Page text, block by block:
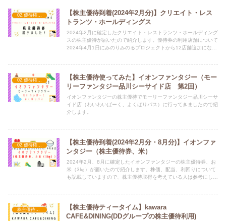
【株主優待到着(2024年2月分)】クリエイト・レス
トランツ・ホールディングス
2024年2月に確定したクリエイト・レストランツ・ホールディング
スの株主優待が届いたので紹介します。優待券の利用店舗について
2024年4月1日にみのりみのるプロジェクトから12店舗追加になっ
【株主優待使ってみた】イオンファンタジー（モー
リーファンタジー品川シーサイド店 第2回）
イオンファンタジーの株主優待でモーリーファンタジー品川シーサ
イド店（わいわいぱーく、よくばりパス）に行ってきましたので紹
介します。
【株主優待到着(2024年2月分・8月分)】イオンファ
ンタジー（株主優待券、米）
2024年2月、8月に確定したイオンファンタジーの株主優待券、お
米（3㎏）が届いたので紹介します。株価、配当、利回りについて
も記載していますので、株主優待取得を考えている人は参考にして
株主優待食事
【株主優待ティータイム】kawara
CAFE&DINING(DDグループの株主優待利用)